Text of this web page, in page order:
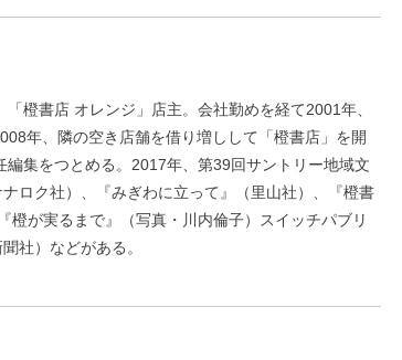
橙書店 オレンジ」店主。会社勤めを経て2001年、
年、隣の空き店舗を借り増しして「橙書店」を開
集をつとめる。2017年、第39回サントリー地域文
ロク社）、『みぎわに立って』（里山社）、『橙書
橙が実るまで』（写真・川内倫子）スイッチパブリ
社）などがある。